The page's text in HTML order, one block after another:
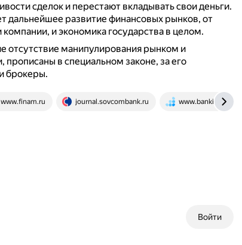
сделок и перестают вкладывать свои деньги.
дальнейшее развитие финансовых рынков, от
и экономика государства в целом.
отсутствие манипулирования рынком и
прописаны в специальном законе, за его
брокеры.
www.finam.ru journal.sovcombank.ru www.banki.ru
Войти